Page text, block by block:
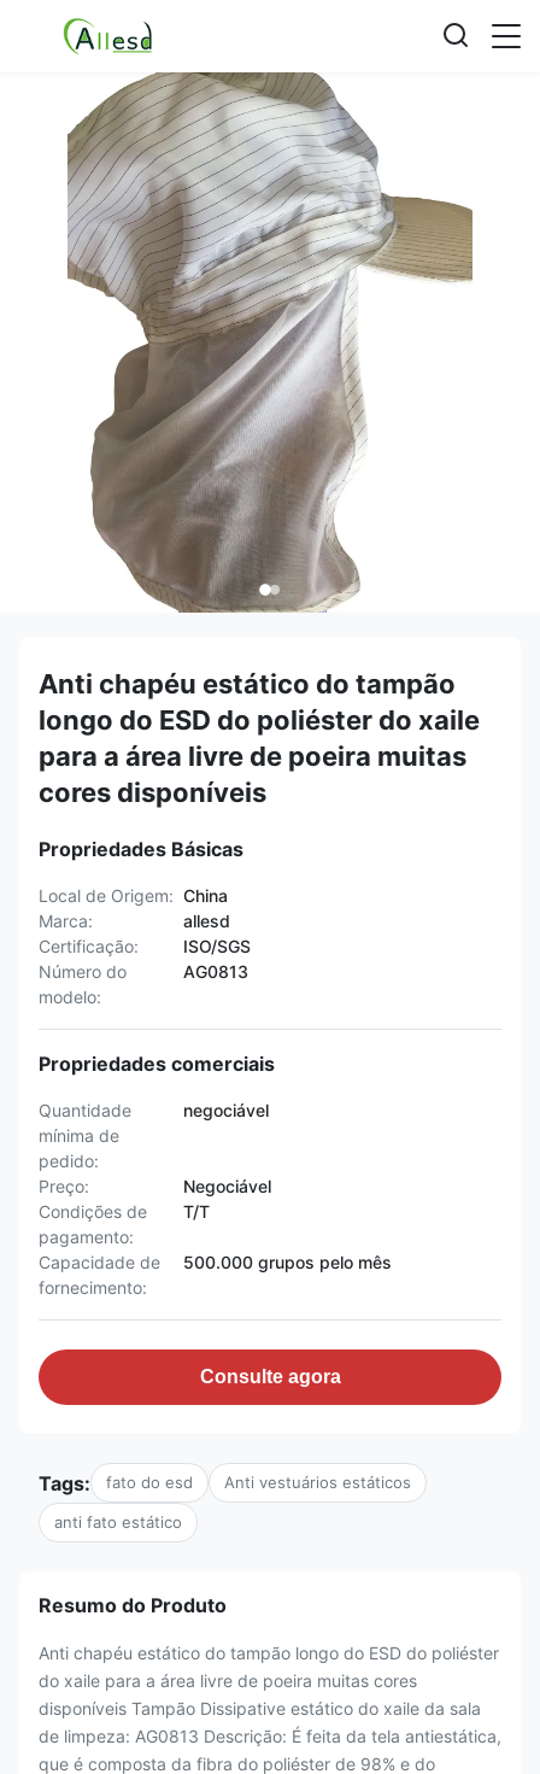
Anti chapéu estático do tampão
longo do ESD do poliéster do xaile
para a área livre de poeira muitas
cores disponíveis
Propriedades Básicas
Local de Origem: China
Marca:
allesd
Certificação:
ISO/SGS
Número do
modelo:
AG0813
Propriedades comerciais
Quantidade
mínima de
pedido:
negociável
Preço:
Negociável
Condições de
pagamento:
T/T
Capacidade de
fornecimento:
500.000 grupos pelo mês
Consulte agora
Tags: fato do esd Anti vestuários estáticos
anti fato estático
Resumo do Produto
Anti chapéu estático do tampão longo do ESD do poliéster
do xaile para a área livre de poeira muitas cores
disponíveis Tampão Dissipative estático do xaile da sala
de limpeza: AG0813 Descrição: É feita da tela antiestática,
que é composta da fibra do poliéster de 98% e do